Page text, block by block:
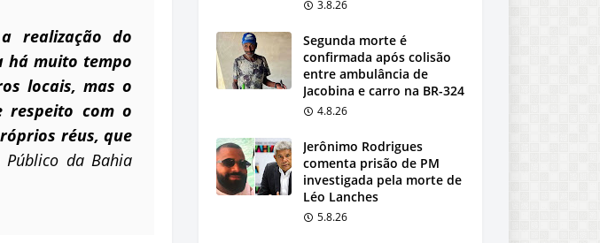
realização do
há muito tempo
locais, mas o
respeito com o
réus, que
da Bahia
3.8.26
Segunda morte é
confirmada após colisão
entre ambulância de
Jacobina e carro na BR-324
4.8.26
Jerônimo Rodrigues
comenta prisão de PM
investigada pela morte de
Léo Lanches
5.8.26